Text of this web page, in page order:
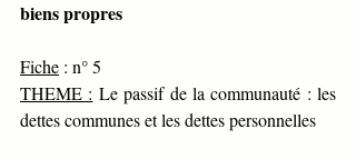
biens propres
Fiche : n° 5
THEME : Le passif de la communauté : les
dettes communes et les dettes personnelles